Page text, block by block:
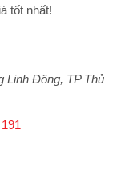
tốt nhất!
Linh Đông, TP Thủ